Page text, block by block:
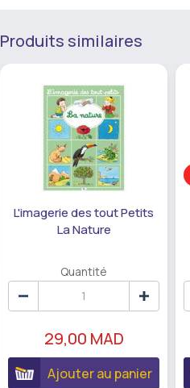
Produits similaires
L'imagerie des tout Petits
La Nature
Quantité
29,00 MAD
Ajouter au panier